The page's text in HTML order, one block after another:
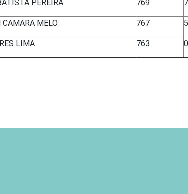
PEREIRA 769
MELO 767
LIMA 763 0